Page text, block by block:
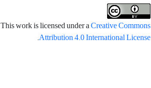
This work is licensed under aCreative Commons
Attribution 4.0 International License
.